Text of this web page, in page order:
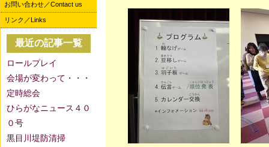
お問い合わせ／Contact us
リンク／Links
最近の記事一覧
ロールプレイ
会場が変わって・・・
定時総会
ひらがなニュース４０
０号
黒目川堤防清掃